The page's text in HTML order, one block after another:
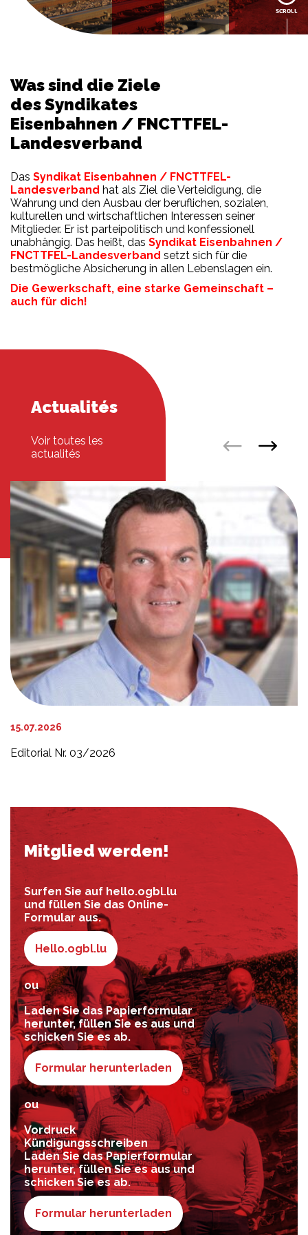
SCROLL
Was sind die Ziele
des Syndikates
Eisenbahnen / FNCTTFEL-
Landesverband
Das Syndikat Eisenbahnen / FNCTTFEL-
Landesverband hat als Ziel die Verteidigung, die
Wahrung und den Ausbau der beruflichen, sozialen,
kulturellen und wirtschaftlichen Interessen seiner
Mitglieder. Er ist parteipolitisch und konfessionell
unabhängig. Das heißt, das Syndikat Eisenbahnen /
FNCTTFEL-Landesverband setzt sich für die
bestmögliche Absicherung in allen Lebenslagen ein.
Die Gewerkschaft, eine starke Gemeinschaft –
auch für dich!
Actualités
Voir toutes les
actualités
15.07.2026
Editorial Nr. 03/2026
Mitglied werden!
Surfen Sie auf hello.ogbl.lu
und füllen Sie das Online-
Formular aus.
Hello.ogbl.lu
ou
Laden Sie das Papierformular
herunter, füllen Sie es aus und
schicken Sie es ab.
Formular herunterladen
ou
Vordruck
Kündigungsschreiben
Laden Sie das Papierformular
herunter, füllen Sie es aus und
schicken Sie es ab.
Formular herunterladen